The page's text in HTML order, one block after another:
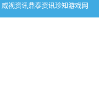
威视资讯鼎泰资讯珍知游戏网